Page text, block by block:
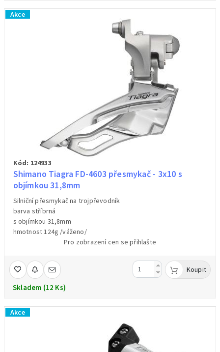
Akce
Kód: 124933
Shimano Tiagra FD-4603 přesmykač - 3x10 s
objímkou 31,8mm
Silniční přesmykač na trojpřevodník
barva stříbrná
s objímkou 31,8mm
hmotnost 124g /váženo/
Pro zobrazení cen se přihlašte
Skladem (12 Ks)
Koupit
Akce